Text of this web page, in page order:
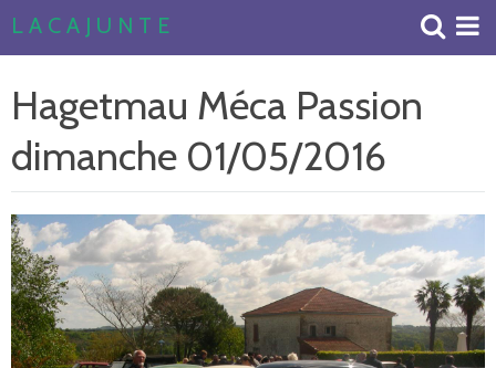
L A C A J U N T E
Accueil
Livre d'or
Album Photos
Hagetmau Méca Passion
dimanche 01/05/2016